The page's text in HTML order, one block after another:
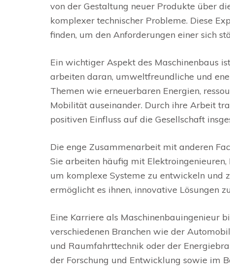
von der Gestaltung neuer Produkte über
komplexer technischer Probleme. Diese
finden, um den Anforderungen einer sich
Ein wichtiger Aspekt des Maschinenbaus
arbeiten daran, umweltfreundliche und
Themen wie erneuerbaren Energien,
Mobilität auseinander. Durch ihre Arbeit
positiven Einfluss auf die Gesellschaft
Die enge Zusammenarbeit mit anderen
Sie arbeiten häufig mit
um komplexe Systeme zu entwickeln und
ermöglicht es ihnen, innovative Lösungen
Eine Karriere als Maschinenbauingenieur
verschiedenen Branchen wie der
und Raumfahrttechnik oder der
der Forschung und Entwicklung sowie im